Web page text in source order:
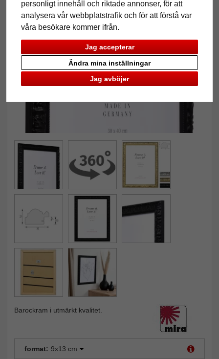
personligt innehåll och riktade annonser, för att
analysera vår webbplatstrafik och för att förstå var
våra besökare kommer ifrån.
Jag accepterar
Jag avböjer
Ändra mina inställningar
Tillbaka
Barockram i utmärkt kvalitet.
format: 9x13 cm